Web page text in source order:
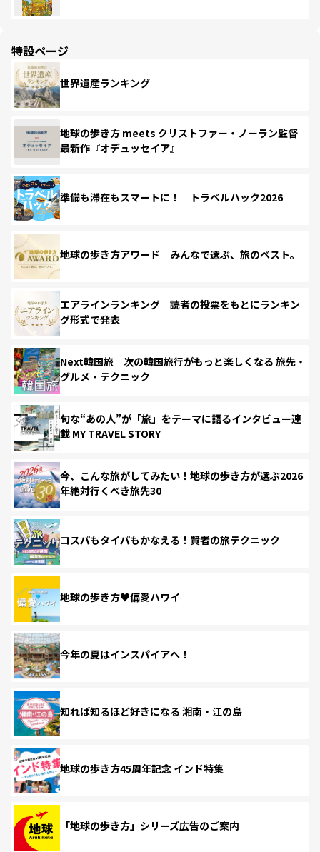
特設ページ
世界遺産ランキング
地球の歩き方 meets クリストファー・ノーラン監督
最新作『オデュッセイア』
準備も滞在もスマートに！ トラベルハック2026
地球の歩き方アワード みんなで選ぶ、旅のベスト。
エアラインランキング 読者の投票をもとにランキン
グ形式で発表
Next韓国旅 次の韓国旅行がもっと楽しくなる 旅先・
グルメ・テクニック
旬な“あの人”が「旅」をテーマに語るインタビュー連
載 MY TRAVEL STORY
今、こんな旅がしてみたい！地球の歩き方が選ぶ2026
年絶対行くべき旅先30
コスパもタイパもかなえる！賢者の旅テクニック
地球の歩き方♥偏愛ハワイ
今年の夏はインスパイアへ！
知れば知るほど好きになる 湘南・江の島
地球の歩き方45周年記念 インド特集
「地球の歩き方」シリーズ広告のご案内